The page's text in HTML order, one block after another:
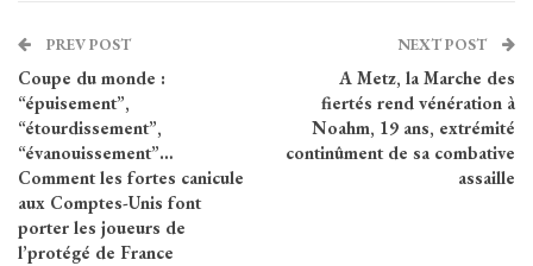
PREV POST
Coupe du monde :
“épuisement”,
“étourdissement”,
“évanouissement”…
Comment les fortes canicule
aux Comptes-Unis font
porter les joueurs de
l’protégé de France
NEXT POST
A Metz, la Marche des
fiertés rend vénération à
Noahm, 19 ans, extrémité
continûment de sa combative
assaille